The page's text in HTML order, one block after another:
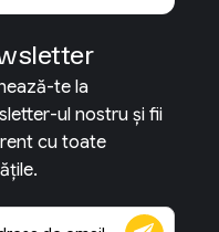
te la
ul nostru și fii
cu toate